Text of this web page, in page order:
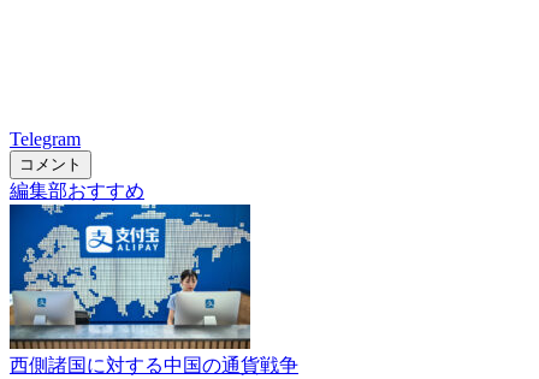
Telegram
コメント
編集部おすすめ
西側諸国に対する中国の通貨戦争